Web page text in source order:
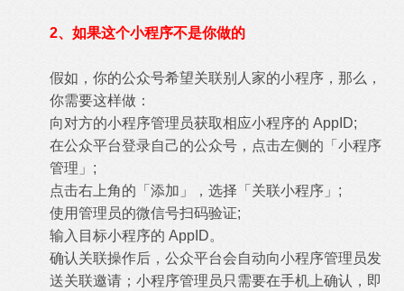
2、如果这个小程序不是你做的
假如，你的公众号希望关联别人家的小程序，那么，
你需要这样做：
向对方的小程序管理员获取相应小程序的 AppID;
在公众平台登录自己的公众号，点击左侧的「小程序
管理」;
点击右上角的「添加」，选择「关联小程序」;
使用管理员的微信号扫码验证;
输入目标小程序的 AppID。
确认关联操作后，公众平台会自动向小程序管理员发
送关联邀请；小程序管理员只需要在手机上确认，即